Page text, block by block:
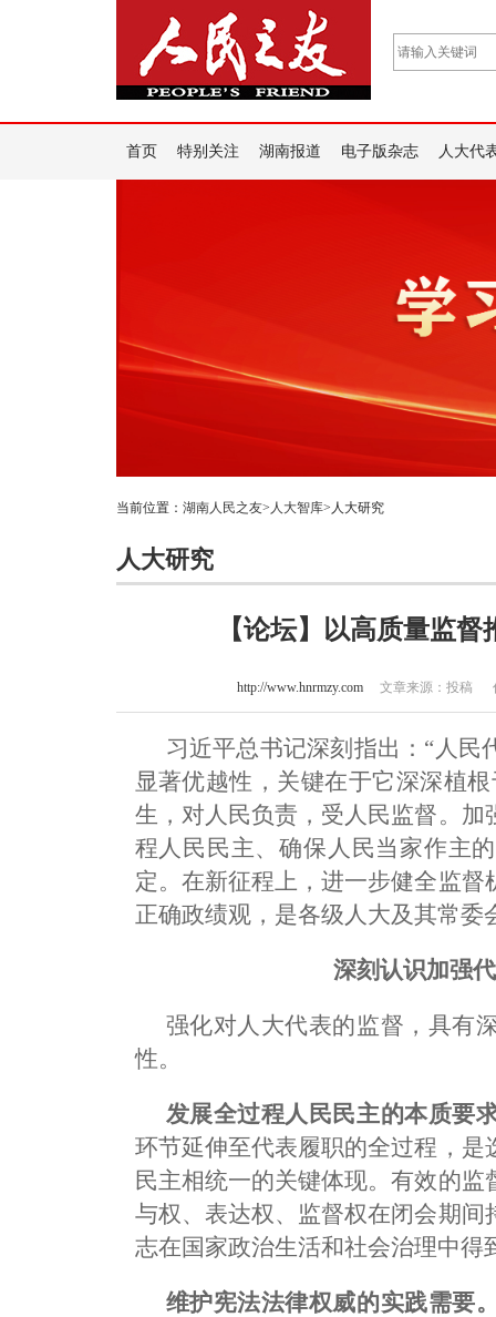
首页 特别关注 湖南报道 电子版杂志 人大代
当前位置： 湖南人民之友> 人大智库>人大研究
人大研究
【论坛】以高质量监
http://www.hnrmzy.com 文章来源：投稿
习近平总书记深刻指出：“人
显著优越性，关键在于它深深植
生，对人民负责，受人民监督。
程人民民主、确保人民当家作主
定。在新征程上，进一步健全监
正确政绩观，是各级人大及其常委
深刻认识加强
强化对人大代表的监督，具有
性。
发展全过程人民民主的本质要
环节延伸至代表履职的全过程，
民主相统一的关键体现。有效的
与权、表达权、监督权在闭会期
志在国家政治生活和社会治理中得
维护宪法法律权威的实践需要